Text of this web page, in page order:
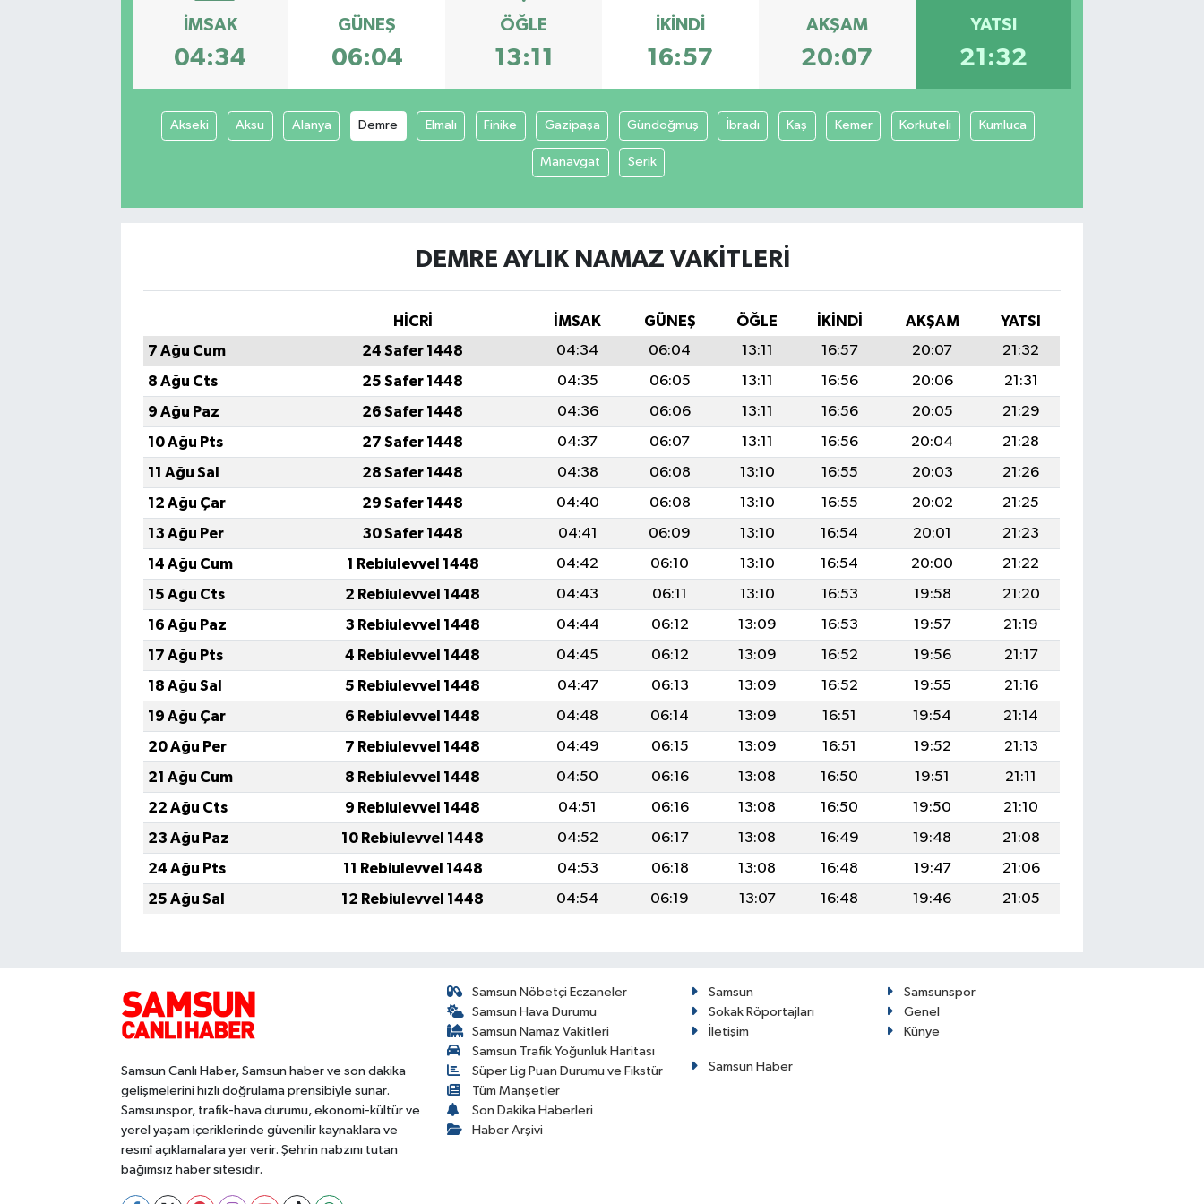
İMSAK
04:34
GÜNEŞ
06:04
ÖĞLE
13:11
İKINDI
16:57
AKŞAM
20:07
YATSI
21:32
Akseki Aksu Alanya Demre Elmalı Finike Gazipaşa Gündoğmuş İbradı Kaş Kemer Korkuteli Kumluca
Manavgat Serik
DEMRE AYLIK NAMAZ VAKITLERI
HİCRİ İMSAK GÜNEŞ ÖĞLE İKINDI AKŞAM
YATSI
7 Ağu Cum
24 Safer 1448 04:34 06:04 13:11 16:57 20:07
21:32
8 Ağu Cts
25 Safer 1448 04:35 06:05 13:11 16:56 20:06
21:31
9 Ağu Paz
26 Safer 1448 04:36 06:06 13:11 16:56 20:05
21:29
10 Ağu Pts
27 Safer 1448 04:37 06:07 13:11 16:56 20:04
21:28
11 Ağu Sal
28 Safer 1448 04:38 06:08 13:10 16:55 20:03
21:26
12 Ağu Çar
29 Safer 1448 04:40 06:08 13:10 16:55 20:02
21:25
13 Ağu Per
30 Safer 1448 04:41 06:09 13:10 16:54 20:01
21:23
14 Ağu Cum
1 Rebiulevvel 1448 04:42 06:10 13:10 16:54 20:00
21:22
15 Ağu Cts
2 Rebiulevvel 1448 04:43 06:11 13:10 16:53 19:58
21:20
16 Ağu Paz
3 Rebiulevvel 1448 04:44 06:12 13:09 16:53 19:57
21:19
17 Ağu Pts
4 Rebiulevvel 1448 04:45 06:12 13:09 16:52 19:56
21:17
18 Ağu Sal
5 Rebiulevvel 1448 04:47 06:13 13:09 16:52 19:55
21:16
19 Ağu Çar
6 Rebiulevvel 1448 04:48 06:14 13:09 16:51 19:54
21:14
20 Ağu Per
7 Rebiulevvel 1448 04:49 06:15 13:09 16:51 19:52
21:13
21 Ağu Cum
8 Rebiulevvel 1448 04:50 06:16 13:08 16:50 19:51
21:11
22 Ağu Cts
9 Rebiulevvel 1448 04:51 06:16 13:08 16:50 19:50
21:10
23 Ağu Paz
10 Rebiulevvel 1448 04:52 06:17 13:08 16:49 19:48
21:08
24 Ağu Pts
11 Rebiulevvel 1448 04:53 06:18 13:08 16:48 19:47
21:06
25 Ağu Sal
12 Rebiulevvel 1448 04:54 06:19 13:07 16:48 19:46 21:05
Samsun Canlı Haber, Samsun haber ve son dakika
gelişmelerini hızlı doğrulama prensibiyle sunar.
Samsunspor, trafik-hava durumu, ekonomi-kültür ve
yerel yaşam içeriklerinde güvenilir kaynaklara ve
resmî açıklamalara yer verir. Şehrin nabzını tutan
bağımsız haber sitesidir.
Samsun Nöbetçi Eczaneler
Samsun Hava Durumu
Samsun Namaz Vakitleri
Samsun Trafik Yoğunluk Haritası
Süper Lig Puan Durumu ve Fikstür
Tüm Manşetler
Son Dakika Haberleri
Haber Arşivi
Samsun
Samsunspor
Sokak Röportajları
Genel
İletişim
Künye
Samsun Haber